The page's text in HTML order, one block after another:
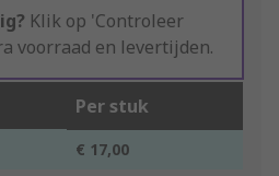
Klik op 'Controleer
voorraad en levertijden.
Per stuk
€ 17,00